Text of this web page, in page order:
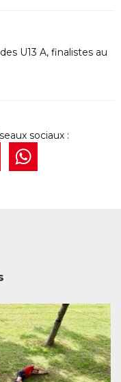
U13 A, finalistes au